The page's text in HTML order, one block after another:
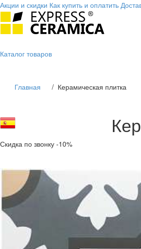
Акции и скидки Как купить и оплатить
Каталог товаров
Главная
/ Керамическая плитка
Скидка по звонку -10%